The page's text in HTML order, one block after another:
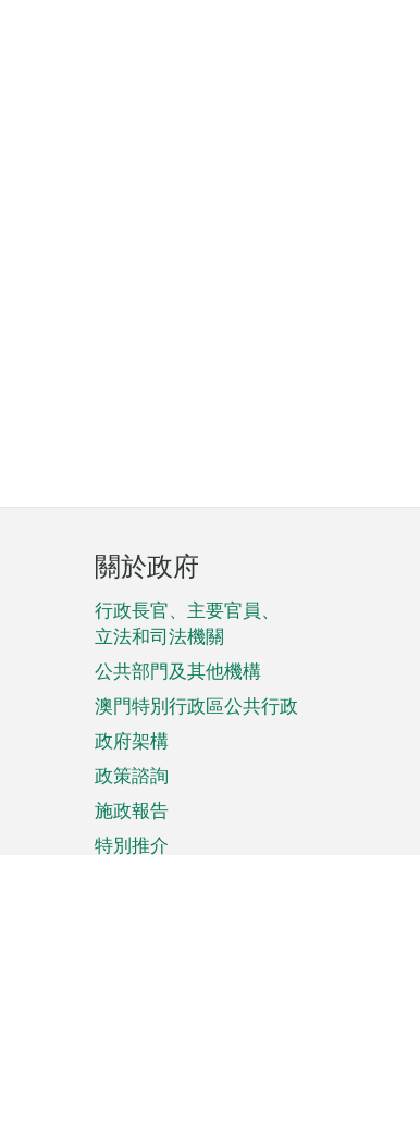
頁
腳
菜
單
關於政府
行政長官、主要官員、
立法和司法機關
公共部門及其他機構
澳門特別行政區公共行政
政府架構
政策諮詢
施政報告
特別推介